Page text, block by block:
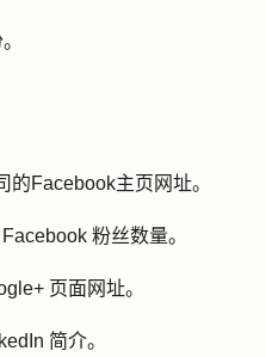
的Facebook主页网址。
粉丝数量。
页面网址。
简介。